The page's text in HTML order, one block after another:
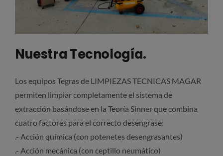
Nuestra Tecnología.
Los equipos Tegras de LIMPIEZAS TECNICAS MAGAR
permiten limpiar completamente el sistema de
extracción basándose en la Teoría Sinner que combina
cuatro factores para el correcto desengrase:
.- Acción química (con potenetes desengrasantes)
.- Acción mecánica (con ceptillo neumático)